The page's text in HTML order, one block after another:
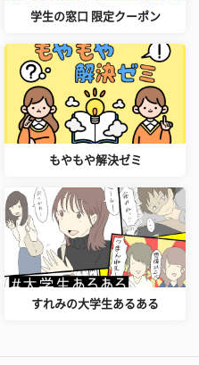
学生の窓口 限定クーポン
もやもや解決ゼミ
すれみの大学生あるある